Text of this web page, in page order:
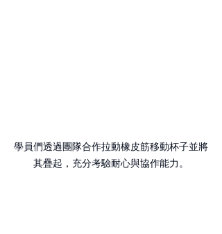
學員們透過團隊合作拉動橡皮筋移動杯子並將
其疊起，充分考驗耐心與協作能力。